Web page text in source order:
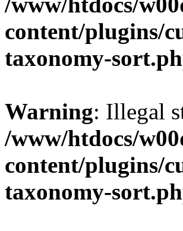
content/plugins/
taxonomy-
Warning: Illegal
/www/htdocs/
content/plugins/
taxonomy-